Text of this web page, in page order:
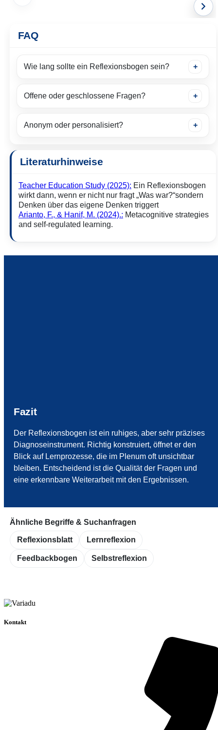
FAQ
Wie lang sollte ein Reflexionsbogen sein?
Offene oder geschlossene Fragen?
Anonym oder personalisiert?
Literaturhinweise
Teacher Education Study (2025): Ein Reflexionsbogen
wirkt dann, wenn er nicht nur fragt „Was war?“sondern
Denken über das eigene Denken triggert
Arianto, F., & Hanif, M. (2024).: Metacognitive strategies
and self-regulated learning.
Fazit
Der Reflexionsbogen ist ein ruhiges, aber sehr präzises
Diagnoseinstrument. Richtig konstruiert, öffnet er den
Blick auf Lernprozesse, die im Plenum oft unsichtbar
bleiben. Entscheidend ist die Qualität der Fragen und
eine erkennbare Weiterarbeit mit den Ergebnissen.
Ähnliche Begriffe & Suchanfragen
Reflexionsblatt Lernreflexion
Feedbackbogen Selbstreflexion
Kontakt